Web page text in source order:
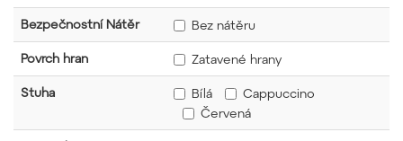
Bezpečnostní Nátěr Bez nátěru
Povrch hran Zatavené hrany
Stuha Bílá
Cappuccino
Červená